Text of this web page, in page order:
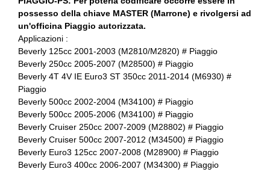
possesso della chiave MASTER (Marrone) e rivolgersi ad
un'officina Piaggio autorizzata.
Applicazioni :
Beverly 125cc 2001-2003 (M2810/M2820) # Piaggio
Beverly 250cc 2005-2007 (M28500) # Piaggio
Beverly 4T 4V IE Euro3 ST 350cc 2011-2014 (M6930) #
Piaggio
Beverly 500cc 2002-2004 (M34100) # Piaggio
Beverly 500cc 2005-2006 (M34100) # Piaggio
Beverly Cruiser 250cc 2007-2009 (M28802) # Piaggio
Beverly Cruiser 500cc 2007-2012 (M34500) # Piaggio
Beverly Euro3 125cc 2007-2008 (M28900) # Piaggio
Beverly Euro3 400cc 2006-2007 (M34300) # Piaggio